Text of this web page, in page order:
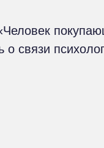
о связи